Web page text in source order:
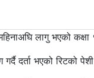
लागु भएको
गर्दै दर्ता भएको रिटको